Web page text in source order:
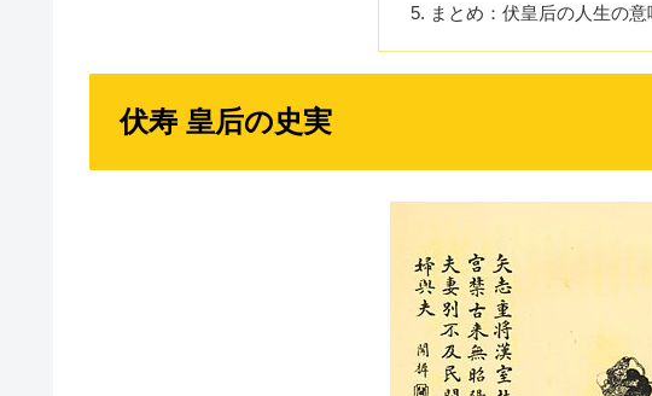
まとめ：伏皇后の人生の意
伏寿 皇后の史実